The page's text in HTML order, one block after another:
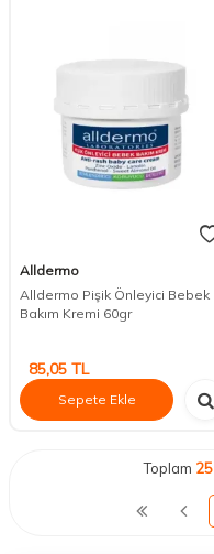
Alldermo
Alldermo Pişik Önleyici Bebek
Bakım Kremi 60gr
85,05 TL
Sepete Ekle
Toplam 25